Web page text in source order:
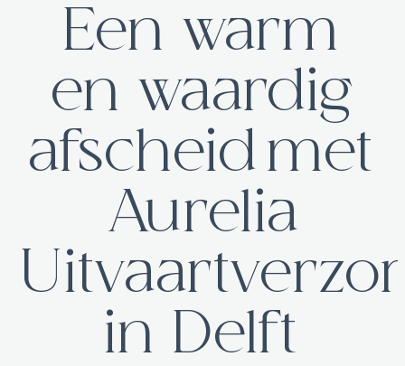
Een warm
en waardig
afscheid met
Aurelia
in Delft